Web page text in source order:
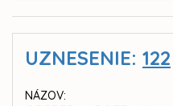
UZNESENIE: 122
NÁZOV: